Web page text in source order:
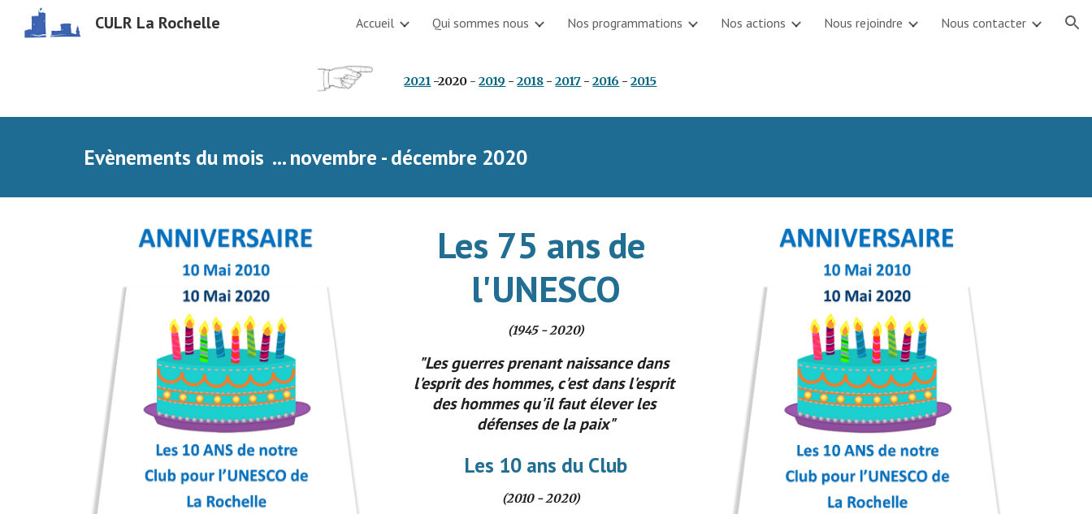
Skip to main content Skip to navigation
CULR La Rochelle Accueil Qui sommes nous Nos programmations Nos actions Nous rejoindre Nous contacter
2021 -2020 - 2019 - 2018 - 2017 - 2016 - 2015
Evènements du mois  ... novembre - décembre 2020
Les 75 ans de
l'UNESCO
(1945 - 2020)
"Les guerres prenant naissance dans
l'esprit des hommes, c'est dans l'esprit
des hommes qu'il faut élever les
défenses de la paix"
Les 10 ans du Club
(2010 - 2020)